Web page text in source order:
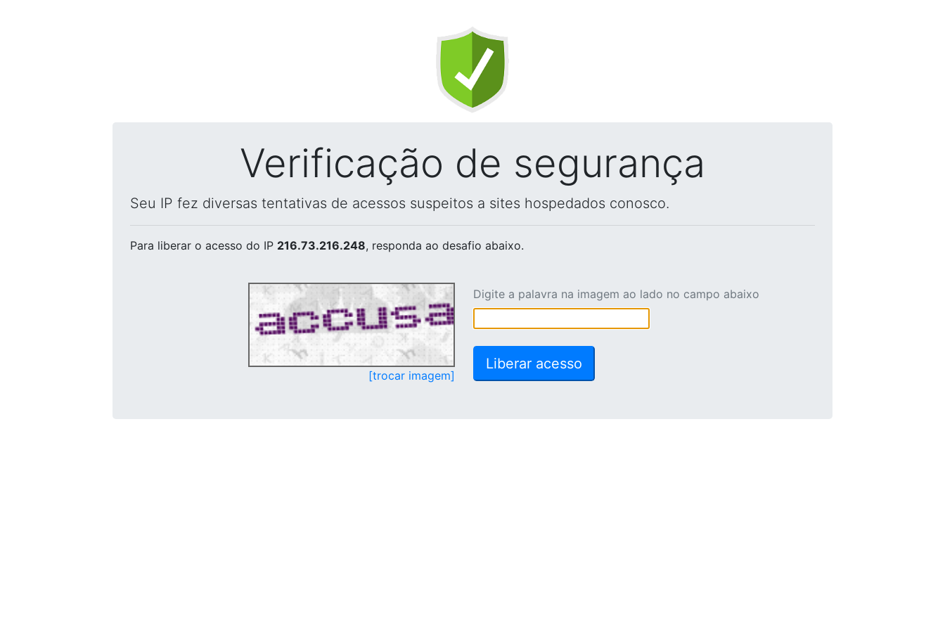
Verificação de segurança
Seu IP fez diversas tentativas de acessos suspeitos a sites hospedados conosco.
Para liberar o acesso do IP 216.73.216.248, responda ao desafio abaixo.
[trocar imagem]
Digite a palavra na imagem ao lado no campo abaixo